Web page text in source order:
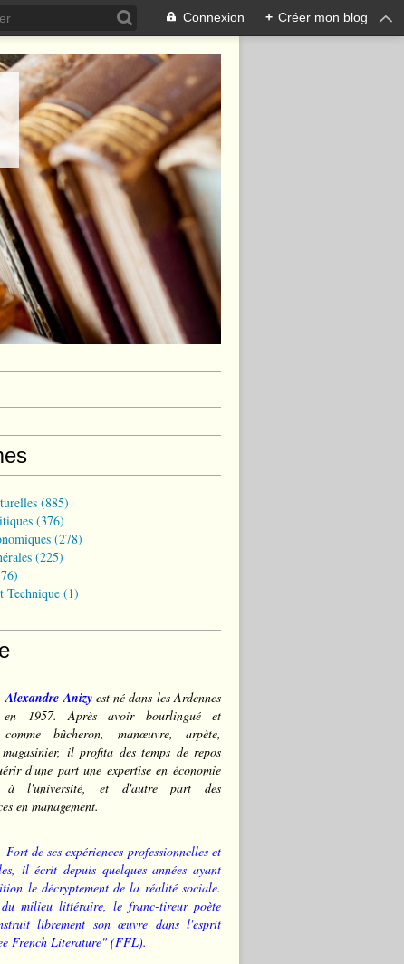
Connexion + Créer mon blog
(885)
(376)
(278)
(225)
Technique (1)
Alexandre Anizy est né dans les Ardennes
en 1957. Après avoir bourlingué et
bûcheron, manœuvre, arpète,
il profita des temps de repos
d'une part une expertise en économie
à l'université, et d'autre part des
en management.
Fort de ses expériences professionnelles et
il écrit depuis quelques années ayant
le décryptement de la réalité sociale.
milieu littéraire, le franc-tireur poète
librement son œuvre dans l'esprit
French Literature" (FFL).